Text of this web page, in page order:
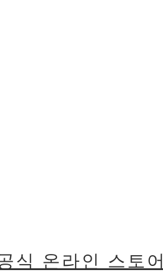
식 온라인 스토어